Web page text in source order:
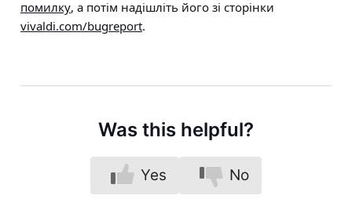
помилку, а потім надішліть його зі сторінки
vivaldi.com/bugreport.
Was this helpful?
Yes No